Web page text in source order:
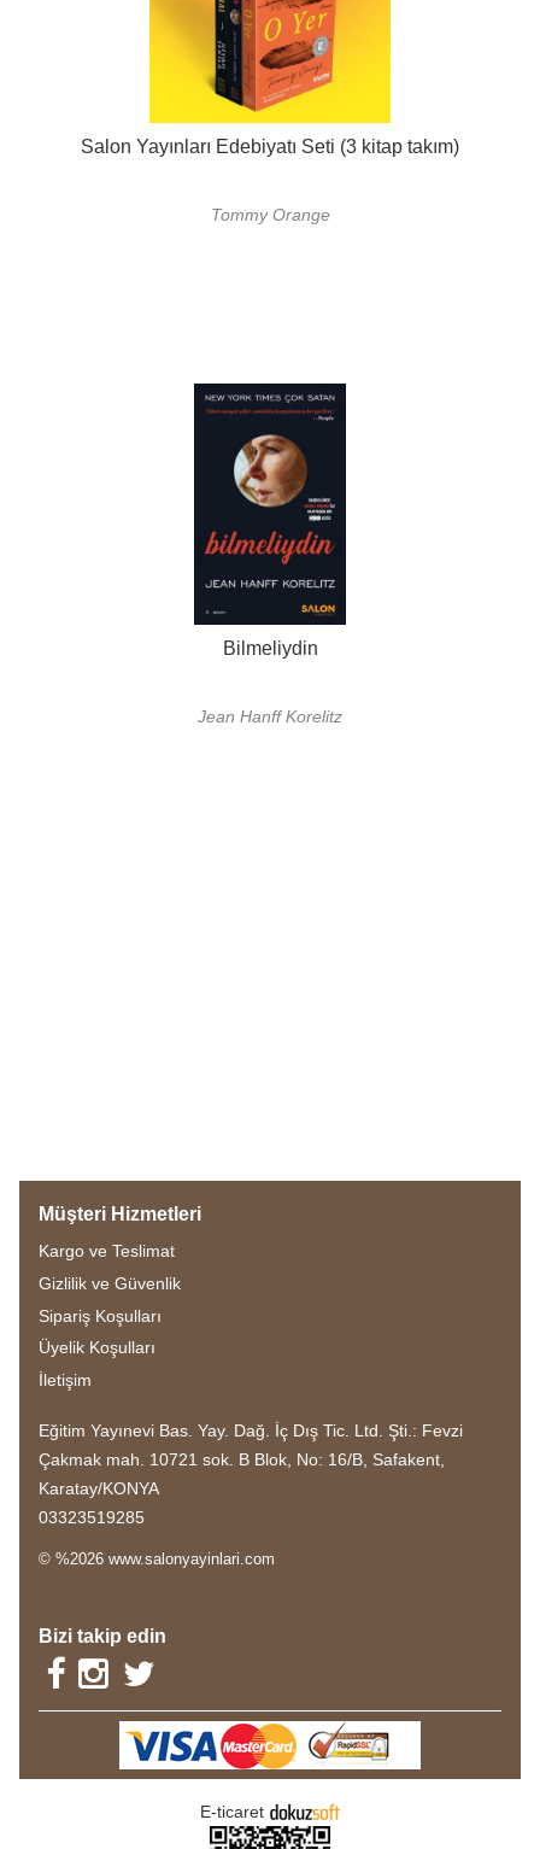
Salon Yayınları Edebiyatı Seti (3 kitap takım)
Tommy Orange
Bilmeliydin
Jean Hanff Korelitz
Müşteri Hizmetleri
Kargo ve Teslimat
Gizlilik ve Güvenlik
Sipariş Koşulları
Üyelik Koşulları
İletişim
Eğitim Yayınevi Bas. Yay. Dağ. İç Dış Tic. Ltd. Şti.: Fevzi
Çakmak mah. 10721 sok. B Blok, No: 16/B, Safakent,
Karatay/KONYA
03323519285
© %2026 www.salonyayinlari.com
Bizi takip edin
E-ticaret